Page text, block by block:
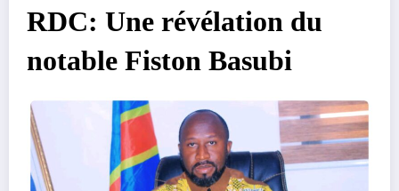
RDC: Une révélation du
notable Fiston Basubi